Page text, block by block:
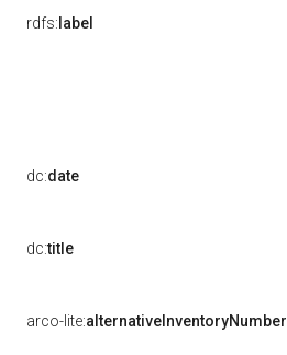
rdfs: label
dc:date
dc:title
arco-lite:alternativeInventoryNumber